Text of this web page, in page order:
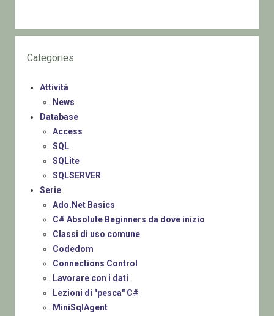
Categories
Attività
News
Database
Access
SQL
SQLite
SQLSERVER
Serie
Ado.Net Basics
C# Absolute Beginners da dove inizio
Classi di uso comune
Codedom
Connections Control
Lavorare con i dati
Lezioni di "pesca" C#
MiniSqlAgent